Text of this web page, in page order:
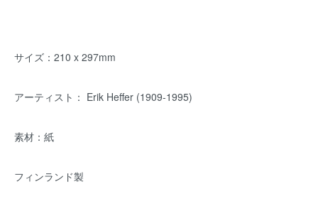
サイズ：210 x 297mm
アーティスト： Erik Heffer (1909-1995)
素材：紙
フィンランド製